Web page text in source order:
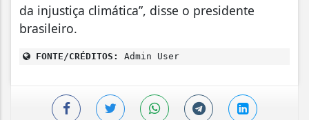
da injustiça climática”, disse o presidente
brasileiro.
FONTE/CRÉDITOS: Admin User